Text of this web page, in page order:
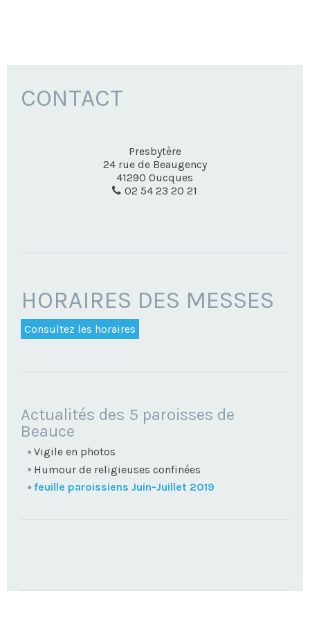
CONTACT
Presbytère
24 rue de Beaugency
41290 Oucques
02 54 23 20 21
HORAIRES DES MESSES
Consultez les horaires
NAVIGATION
Actualités des 5 paroisses de
Beauce
Vigile en photos
Humour de religieuses confinées
feuille paroissiens Juin-Juillet 2019